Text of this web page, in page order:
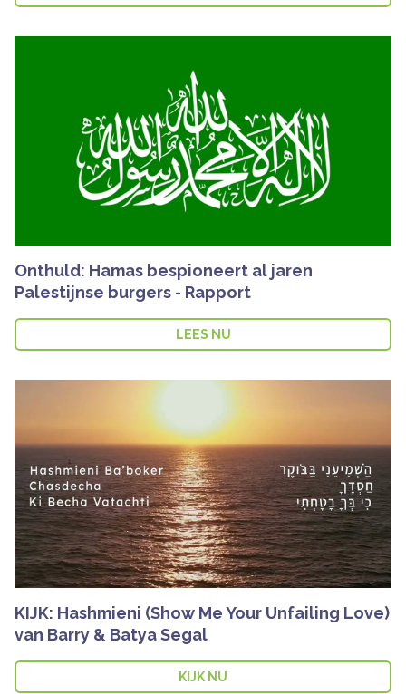
Onthuld: Hamas bespioneert al jaren
Palestijnse burgers - Rapport
LEES NU
KIJK: Hashmieni (Show Me Your Unfailing Love)
van Barry & Batya Segal
KIJK NU